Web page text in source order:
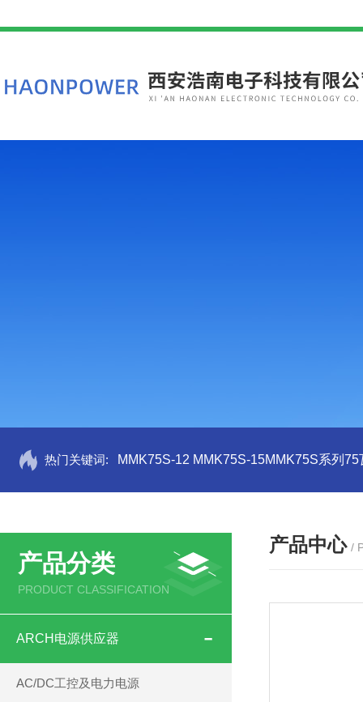
热门关键词: MMK75S-12 MMK75S-15MMK75S系列
产品分类
PRODUCT CLASSIFICATION
ARCH电源供应器
AC/DC工控及电力电源
产品中心 /